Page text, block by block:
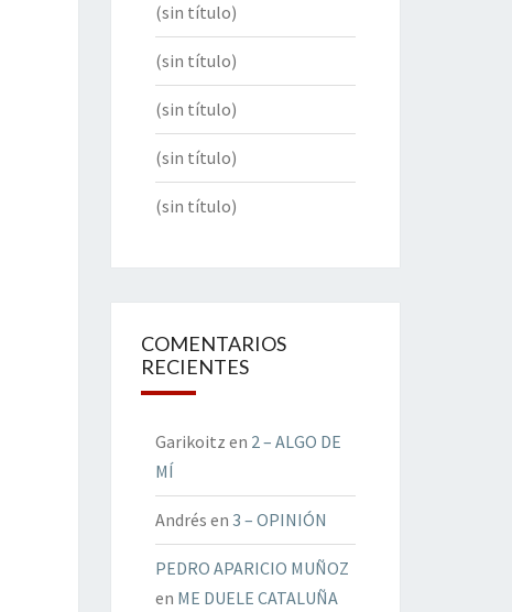
(sin título)
(sin título)
(sin título)
(sin título)
(sin título)
COMENTARIOS
RECIENTES
Garikoitz en 2 – ALGO DE
MÍ
Andrés en 3 – OPINIÓN
PEDRO APARICIO MUÑOZ
en ME DUELE CATALUÑA